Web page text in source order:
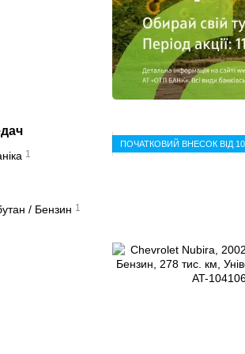
ПОЧАТКОВИЙ ВНЕСОК ВІД
1
/ Бензин 1